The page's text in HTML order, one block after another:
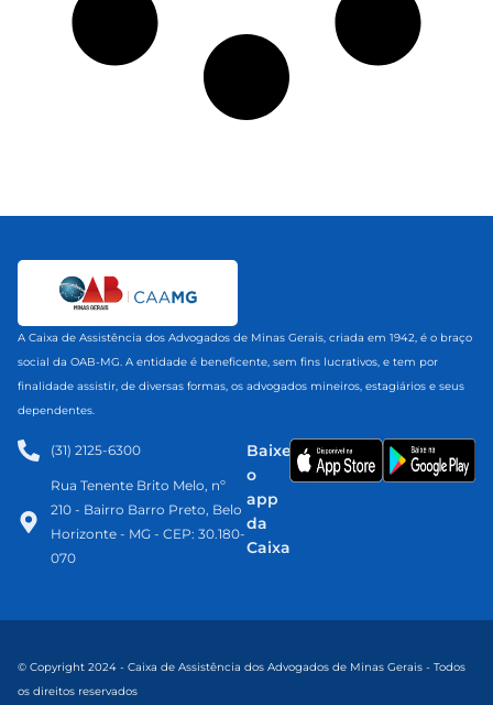
A Caixa de Assistência dos Advogados de Minas Gerais, criada em 1942, é o braço
social da OAB-MG. A entidade é beneficente, sem fins lucrativos, e tem por
finalidade assistir, de diversas formas, os advogados mineiros, estagiários e seus
dependentes.
(31) 2125-6300​
Rua Tenente Brito Melo, nº
210 - Bairro Barro Preto, Belo
Horizonte - MG - CEP: 30.180-
070
Baixe
o
app
da
Caixa
© Copyright 2024 - Caixa de Assistência dos Advogados de Minas Gerais - Todos
os direitos reservados